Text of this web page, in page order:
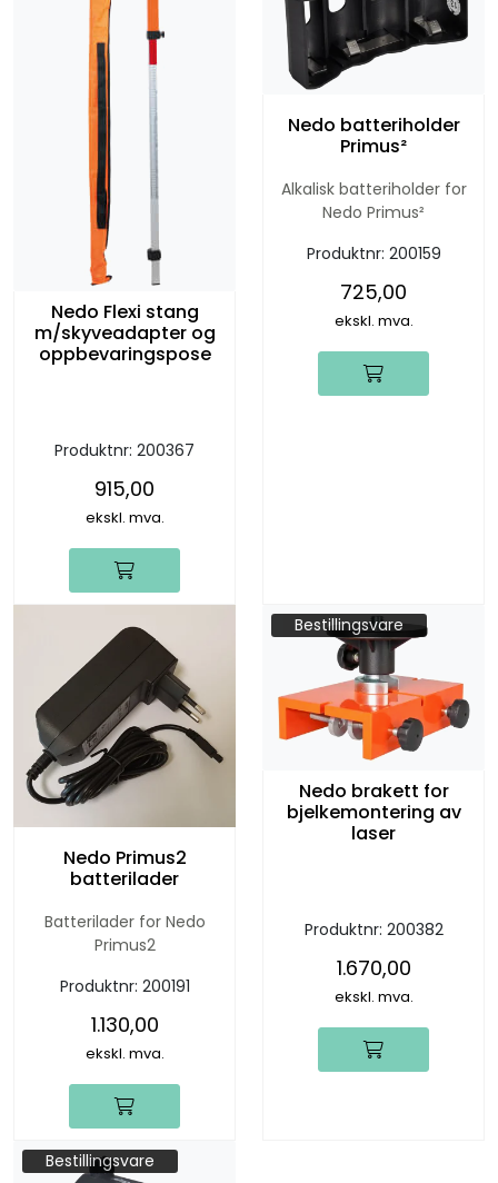
Nedo Flexi stang
m/skyveadapter og
oppbevaringspose
Produktnr: 200367
915,00
ekskl. mva.
Nedo batteriholder
Primus²
Alkalisk batteriholder for
Nedo Primus²
Produktnr: 200159
725,00
ekskl. mva.
Nedo Primus2
batterilader
Batterilader for Nedo
Primus2
Produktnr: 200191
1.130,00
ekskl. mva.
Bestillingsvare
Nedo brakett for
bjelkemontering av
laser
Produktnr: 200382
1.670,00
ekskl. mva.
Bestillingsvare